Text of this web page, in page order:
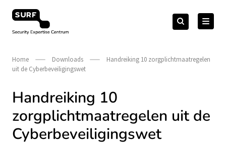
naar
Security Expertise Centrum – by SURF
Zoeken
naar:Zoeken
Home Downloads
Handreiking 10 zorgplichtmaatregelen
uit de Cyberbeveiligingswet
Handreiking 10
zorgplichtmaatregelen uit de
Cyberbeveiligingswet